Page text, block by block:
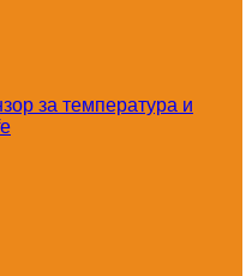
за температура и